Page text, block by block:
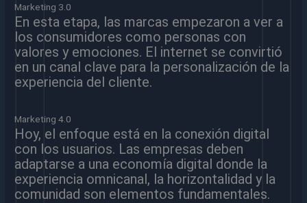
Marketing 3.0
En esta etapa, las marcas empezaron a ver a
los consumidores como personas con
valores y emociones. El internet se convirtió
en un canal clave para la personalización de la
experiencia del cliente.
Marketing 4.0
Hoy, el enfoque está en la conexión digital
con los usuarios. Las empresas deben
adaptarse a una economía digital donde la
experiencia omnicanal, la horizontalidad y la
comunidad son elementos fundamentales.